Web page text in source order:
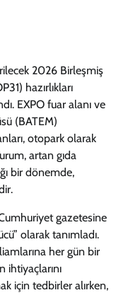
2026 Birleşmiş
hazırlıkları
EXPO fuar alanı ve
(BATEM)
otopark olarak
artan gıda
bir dönemde,
gazetesine
olarak tanımladı.
her gün bir
ihtiyaçlarını
için tedbirler alırken,